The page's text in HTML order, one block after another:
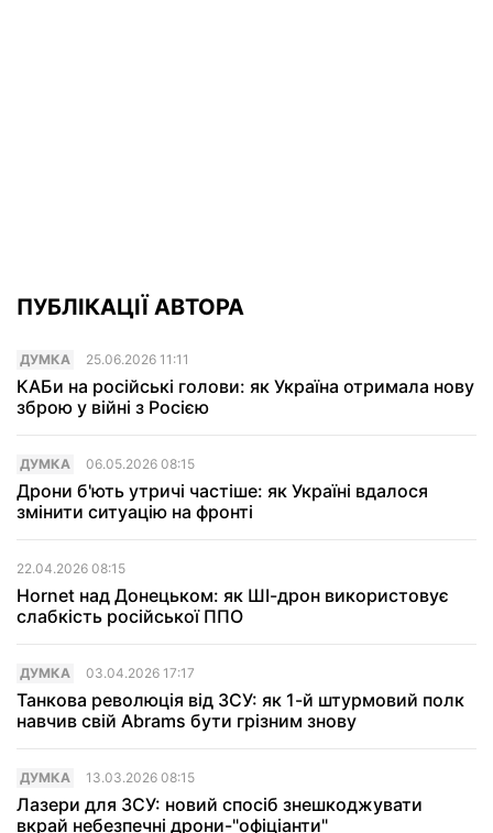
ПУБЛІКАЦІЇ АВТОРА
ДУМКА 25.06.2026 11:11
КАБи на російські голови: як Україна отримала нову
зброю у війні з Росією
ДУМКА 06.05.2026 08:15
Дрони б'ють утричі частіше: як Україні вдалося
змінити ситуацію на фронті
22.04.2026 08:15
Hornet над Донецьком: як ШІ-дрон використовує
слабкість російської ППО
ДУМКА 03.04.2026 17:17
Танкова революція від ЗСУ: як 1-й штурмовий полк
навчив свій Abrams бути грізним знову
ДУМКА 13.03.2026 08:15
Лазери для ЗСУ: новий спосіб знешкоджувати
вкрай небезпечні дрони-"офіціанти"